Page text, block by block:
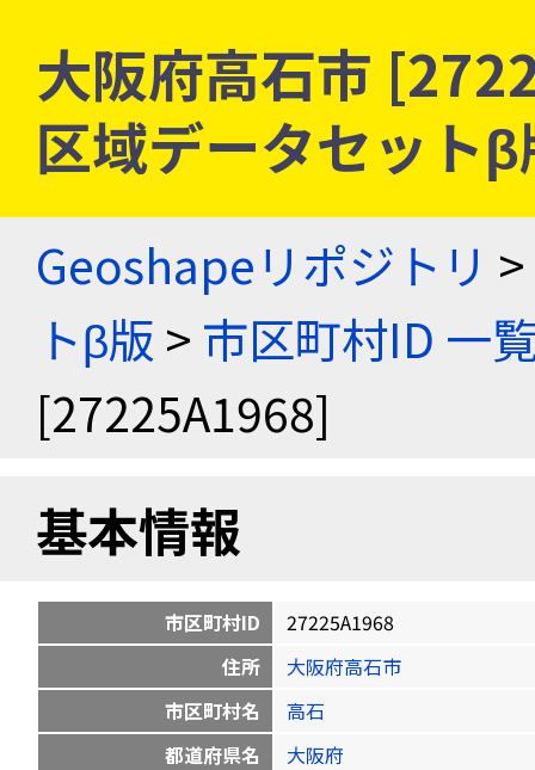
大阪府高石市
区域データセット
Geoshapeリポジトリ >
トβ版 > 市区町村ID 一
[27225A1968]
基本情報
市区町村ID
27225A1968
住所
大阪府高石市
市区町村名
高石
都道府県名
大阪府